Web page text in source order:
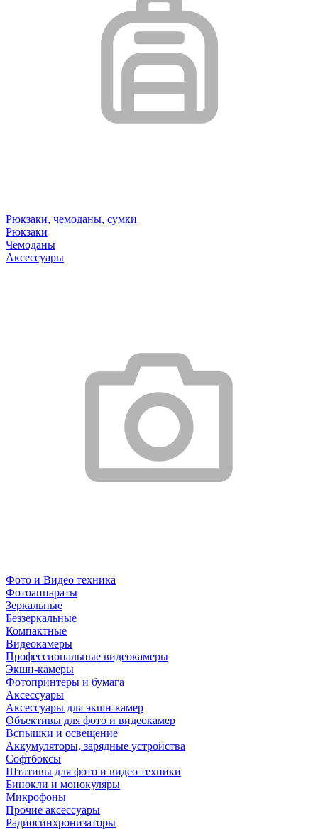
Рюкзаки, чемоданы, сумки
Рюкзаки
Чемоданы
Аксессуары
Фото и Видео техника
Фотоаппараты
Зеркальные
Беззеркальные
Компактные
Видеокамеры
Профессиональные видеокамеры
Экшн-камеры
Фотопринтеры и бумага
Аксессуары
Аксессуары для экшн-камер
Объективы для фото и видеокамер
Вспышки и освещение
Аккумуляторы, зарядные устройства
Софтбоксы
Штативы для фото и видео техники
Бинокли и монокуляры
Микрофоны
Прочие аксессуары
Радиосинхронизаторы